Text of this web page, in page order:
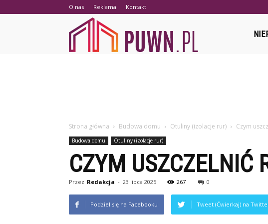
O nas Reklama Kontakt
Strona główna Budowa domu Otuliny (izolacje rur) Czym
Budowa domu Otuliny (izolacje rur)
CZYM USZCZELNIĆ
Przez Redakcja - 23 lipca 2025 267 0
Podziel się na Facebooku Tweet (Ćwierkaj) na